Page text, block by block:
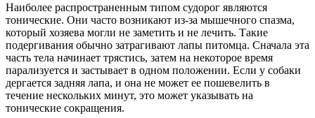
Наиболее распространенным типом судорог являются
тонические. Они часто возникают из-за мышечного спазма,
который хозяева могли не заметить и не лечить. Такие
подергивания обычно затрагивают лапы питомца. Сначала эта
часть тела начинает трястись, затем на некоторое время
парализуется и застывает в одном положении. Если у собаки
дергается задняя лапа, и она не может ее пошевелить в
течение нескольких минут, это может указывать на
тонические сокращения.